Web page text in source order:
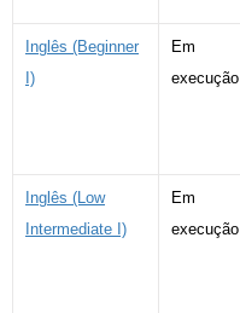
Inglês (Beginner
I)
Em
execução
Inglês (Low
Intermediate I)
Em
execução